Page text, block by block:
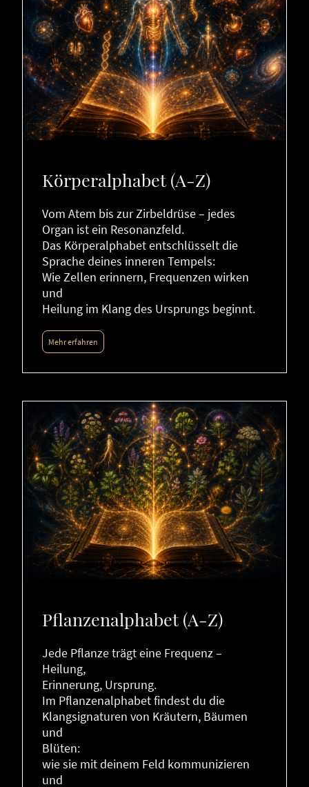
Körperalphabet (A-Z)
Vom Atem bis zur Zirbeldrüse – jedes
Organ ist ein Resonanzfeld.
Das Körperalphabet entschlüsselt die
Sprache deines inneren Tempels:
Wie Zellen erinnern, Frequenzen wirken
und
Heilung im Klang des Ursprungs beginnt.
Mehr erfahren
Pflanzenalphabet (A-Z)
Jede Pflanze trägt eine Frequenz –
Heilung,
Erinnerung, Ursprung.
Im Pflanzenalphabet findest du die
Klangsignaturen von Kräutern, Bäumen
und
Blüten:
wie sie mit deinem Feld kommunizieren
und